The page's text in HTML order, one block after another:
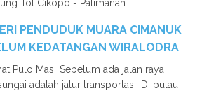
Tol Cikopo - Palimanan...
PENDUDUK MUARA CIMANUK
KEDATANGAN WIRALODRA
Pulo Mas Sebelum ada jalan raya
adalah jalur transportasi. Di pulau